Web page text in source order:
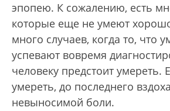
эпопею. К сожалению, есть
которые еще не умеют
много случаев, когда то, что
успевают вовремя
человеку предстоит умереть.
умереть, до последнего
невыносимой боли.